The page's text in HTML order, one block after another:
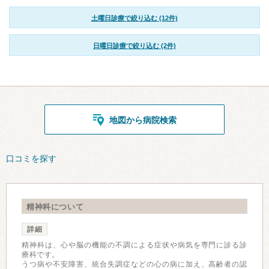
土曜日診療で絞り込む (12件)
日曜日診療で絞り込む (2件)
地図から病院検索
口コミを探す
精神科について
詳細
精神科は、心や脳の機能の不調による症状や病気を専門に診る診
療科です。
うつ病や不安障害、統合失調症などの心の病に加え、高齢者の認